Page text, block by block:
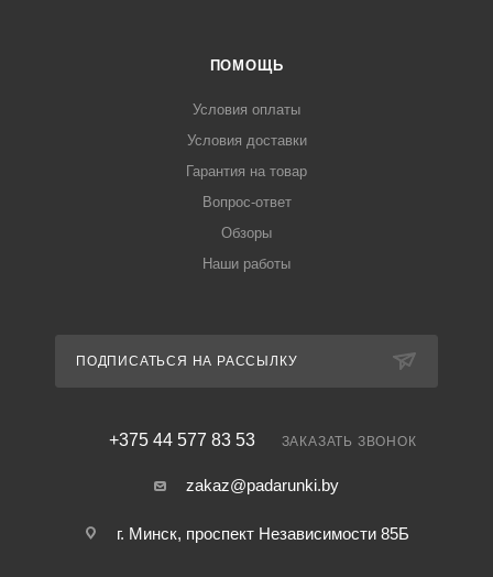
ПОМОЩЬ
Условия оплаты
Условия доставки
Гарантия на товар
Вопрос-ответ
Обзоры
Наши работы
ПОДПИСАТЬСЯ НА РАССЫЛКУ
+375 44 577 83 53 ЗАКАЗАТЬ ЗВОНОК
zakaz@padarunki.by
г. Минск, проспект Независимости 85Б